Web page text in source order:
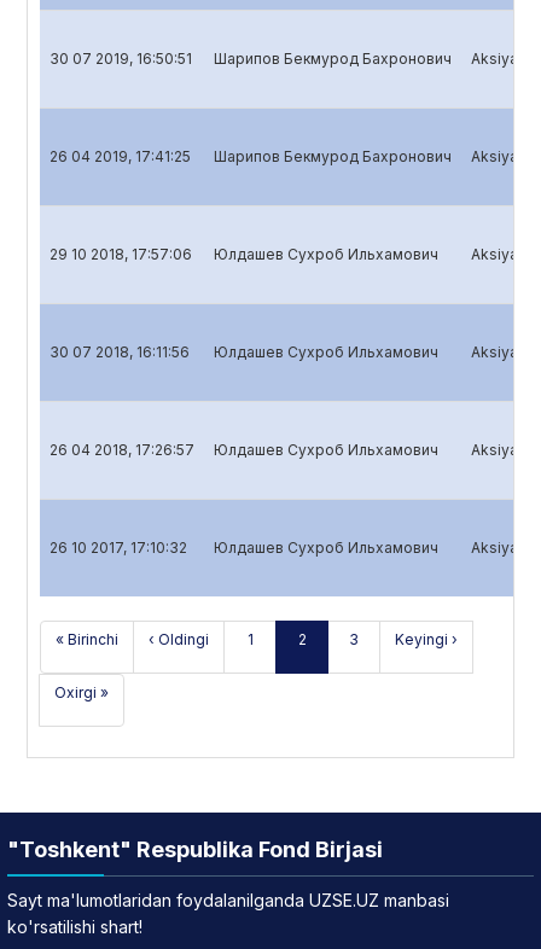
30 07 2019, 16:50:51 Шарипов Бекмурод Бахронович
26 04 2019, 17:41:25 Шарипов Бекмурод Бахронович
29 10 2018, 17:57:06 Юлдашев Сухроб Ильхамович
30 07 2018, 16:11:56 Юлдашев Сухроб Ильхамович
26 04 2018, 17:26:57 Юлдашев Сухроб Ильхамович
26 10 2017, 17:10:32 Юлдашев Сухроб Ильхамович
« Birinchi ‹ Oldingi 1 2 3 Keyingi ›
Oxirgi »
"Toshkent" Respublika Fond Birjasi
Sayt ma'lumotlaridan foydalanilganda UZSE.UZ manbasi
ko'rsatilishi shart!